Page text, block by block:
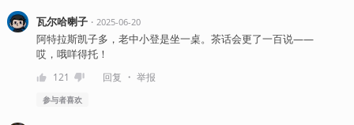
瓦尔哈喇子・ 2025-06-20
阿特拉斯凯子多，老中小登是坐一桌。茶话会更了一百说——
哎，哦咩得托！
121 回复 ・ 举报
参与者喜欢